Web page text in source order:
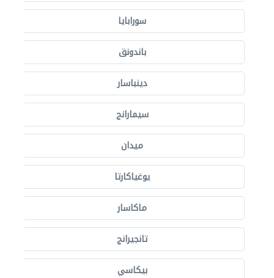
سورابايا
باندونق
دينباسار
سيمارانج
ميدان
يوغياكارتا
ماكاسار
تانجيرانج
بيكاسي